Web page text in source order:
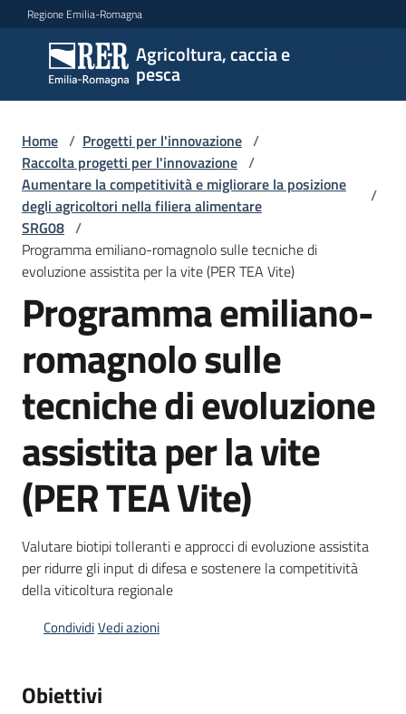
Vai al contenuto
Vai alla navigazione
Vai al footer
Regione Emilia-Romagna
Agricoltura, caccia e
pesca
Agricoltura,
caccia e
pesca
Argomenti
Novità
Servizi
Leggi
atti
bandi
Piani
programmi
progetti
Agricoltura
Home / Progetti per l'innovazione /
Raccolta progetti per l'innovazione /
Aumentare la competitività e migliorare la posizione
degli agricoltori nella filiera alimentare
/
SRG08 /
Programma emiliano-romagnolo sulle tecniche di
evoluzione assistita per la vite (PER TEA Vite)
Programma emiliano-
romagnolo sulle
tecniche di evoluzione
assistita per la vite
(PER TEA Vite)
Valutare biotipi tolleranti e approcci di evoluzione assistita
per ridurre gli input di difesa e sostenere la competitività
della viticoltura regionale
CondividiVedi azioni
Obiettivi